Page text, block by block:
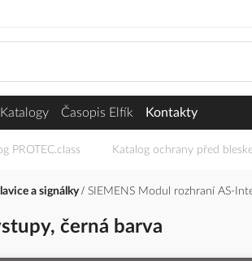
Katalogy Časopis Elfík Kontakty
PROTEC.class Katalog ochrany před
a signálky SIEMENS Modul rozhraní AS-
černá barva